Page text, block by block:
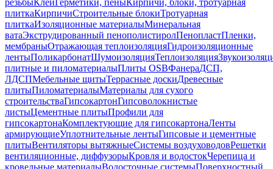
резьбыКлеиГерметики, пеныКирпичи, блоки, тротуарная
плиткаКирпичиСтроительные блокиТротуарная
плиткаИзоляционные материалыМинеральная
ватаЭкструдированный пенополистиролПенопластПленки,
мембраныОтражающая теплоизоляцияГидроизоляционные
лентыПоликарбонатШумоизоляцияТеплоизоляция
плитные и пиломатериалыПлиты OSBФанераДСП,
ЛДСПМебельные щитыТеррасные доскиДревесные
плитыПиломатериалыМатериалы для сухого
строительстваГипсокартонГипсоволокнистые
листыЦементные плитыПрофили для
гипсокартонаКомплектующие для гипсокартонаЛенты
армирующиеУплотнительные лентыГипсовые и цементные
плитыВентиляторы вытяжныеСистемы воздуховодовРешетки
вентиляционные, диффузорыКровля и водостокЧерепица и
кровельные материалыВодосточные системыПоверхностный